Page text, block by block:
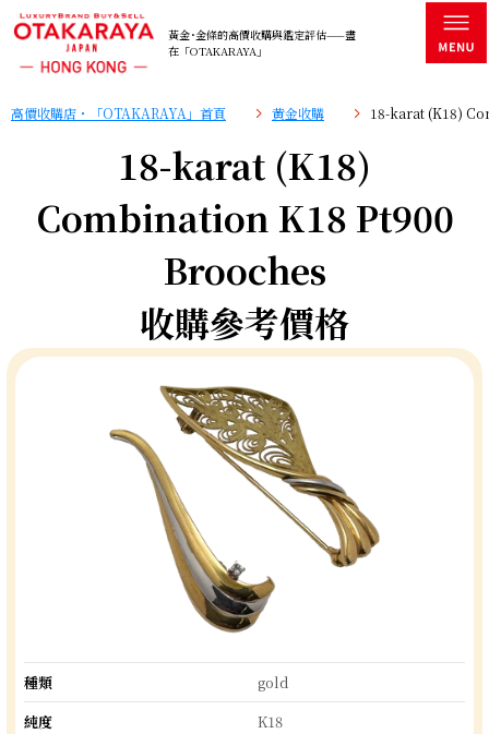
黃金･金條的高價收購與鑑定評估——盡
在「OTAKARAYA」
高價收購店・「OTAKARAYA」首頁 黄金收購 18-karat (K18)
18-karat (K18)
Combination K18 Pt900
Brooches
收購參考價格
種類
gold
純度
K18